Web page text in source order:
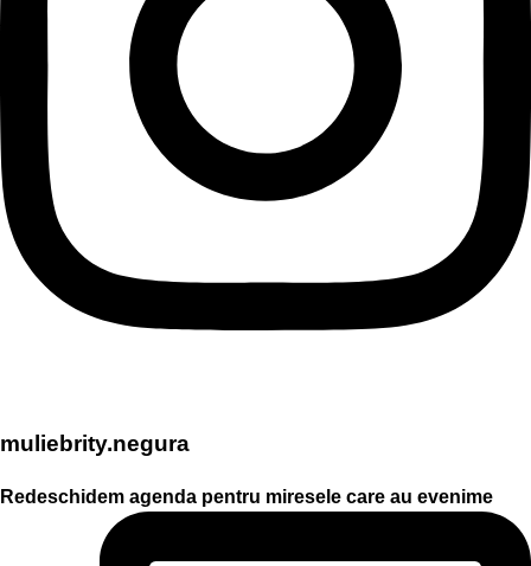
muliebrity.negura
Redeschidem agenda pentru miresele care au evenime